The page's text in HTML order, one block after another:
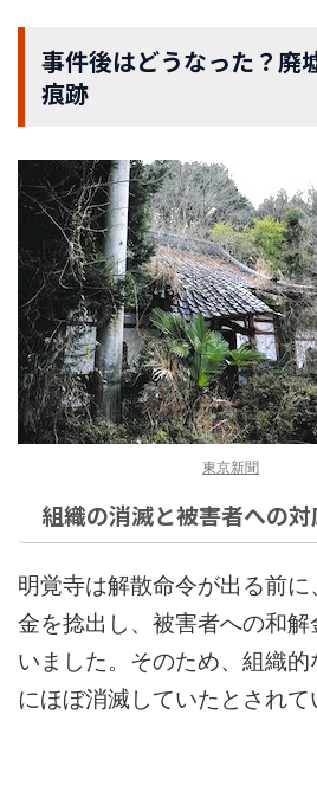
事件後はどうなった？廃
痕跡
東京新聞
組織の消滅と被害者への対
明覚寺は解散命令が出る前
金を捻出し、被害者への和
いました。そのため、組織
にほぼ消滅していたとされて